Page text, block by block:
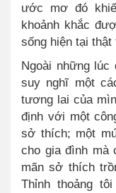
ước mơ đó
khoảnh khắc
sống hiện tại thật
Ngoài những
suy nghĩ một
tương lai của
định với một
sở thích; một
cho gia đình mà
mãn sở thích
Thỉnh thoảng